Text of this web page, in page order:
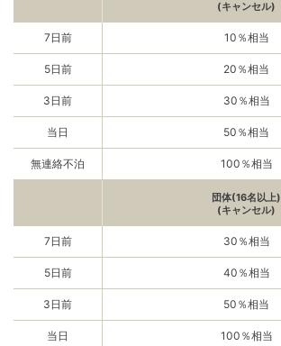
(キャンセル)
7日前 10％相当
5日前 20％相当
3日前 30％相当
当日 50％相当
無連絡不泊 100％相当
団体(16名以上)
(キャンセル)
7日前 30％相当
5日前 40％相当
3日前 50％相当
当日 100％相当